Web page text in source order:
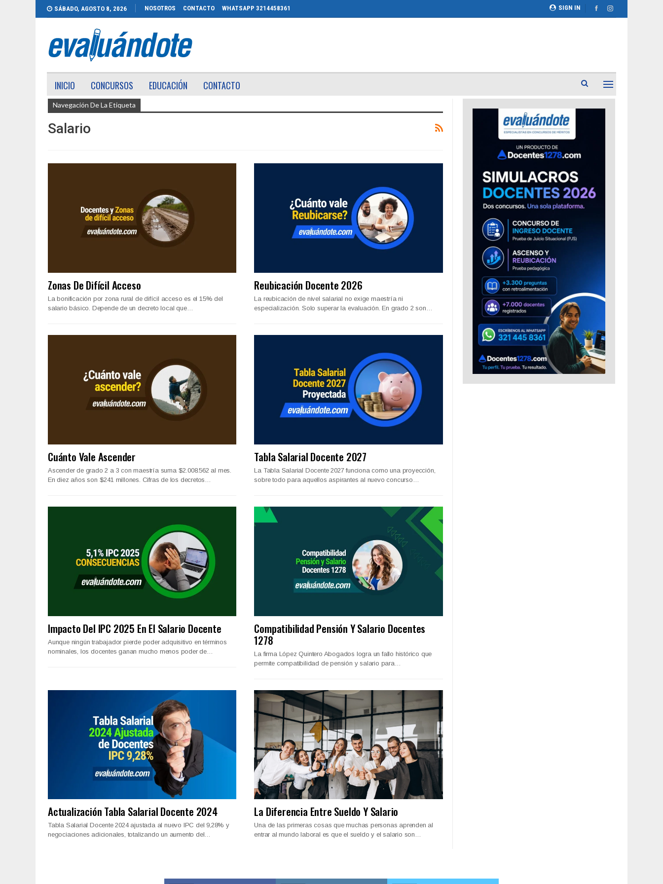
SIGN IN
SÁBADO, AGOSTO 8, 2026 NOSOTROS CONTACTO WHATSAPP 3214458361
INICIO CONCURSOS EDUCACIÓN CONTACTO
Navegación De La Etiqueta
Salario
Zonas De Difícil Acceso
La bonificación por zona rural de difícil acceso es el 15% del
salario básico. Depende de un decreto local que…
Reubicación Docente 2026
La reubicación de nivel salarial no exige maestría ni
especialización. Solo superar la evaluación. En grado 2 son…
Cuánto Vale Ascender
Ascender de grado 2 a 3 con maestría suma $2.008.562 al mes.
En diez años son $241 millones. Cifras de los decretos…
Tabla Salarial Docente 2027
La Tabla Salarial Docente 2027 funciona como una proyección,
sobre todo para aquellos aspirantes al nuevo concurso…
Impacto Del IPC 2025 En El Salario Docente
Aunque ningún trabajador pierde poder adquisitivo en términos
nominales, los docentes ganan mucho menos poder de…
Compatibilidad Pensión Y Salario Docentes
1278
La firma López Quintero Abogados logra un fallo histórico que
permite compatibilidad de pensión y salario para…
Actualización Tabla Salarial Docente 2024
Tabla Salarial Docente 2024 ajustada al nuevo IPC del 9,28% y
negociaciones adicionales, totalizando un aumento del…
La Diferencia Entre Sueldo Y Salario
Una de las primeras cosas que muchas personas aprenden al
entrar al mundo laboral es que el sueldo y el salario son…